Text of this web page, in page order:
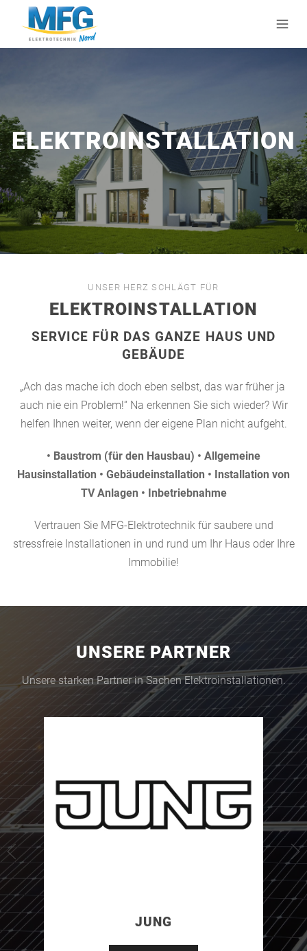
ELEKTROINSTALLATION
UNSER HERZ SCHLÄGT FÜR
ELEKTROINSTALLATION
SERVICE FÜR DAS GANZE HAUS UND
GEBÄUDE
„Ach das mache ich doch eben selbst, das war früher ja
auch nie ein Problem!“ Na erkennen Sie sich wieder? Wir
helfen Ihnen weiter, wenn der eigene Plan nicht aufgeht.
• Baustrom (für den Hausbau) • Allgemeine
Hausinstallation • Gebäudeinstallation • Installation von
TV Anlagen • Inbetriebnahme
Vertrauen Sie MFG-Elektrotechnik für saubere und
stressfreie Installationen in und rund um Ihr Haus oder Ihre
Immobilie!
UNSERE PARTNER
Unsere starken Partner in Sachen Elektroinstallationen.
JUNG